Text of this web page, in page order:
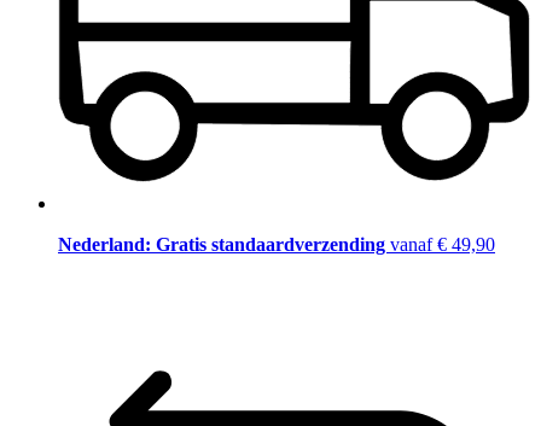
Nederland: Gratis standaardverzending vanaf € 49,90